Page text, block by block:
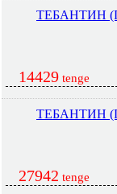
ТЕБАНТИН
14429 tenge
ТЕБАНТИН
27942 tenge